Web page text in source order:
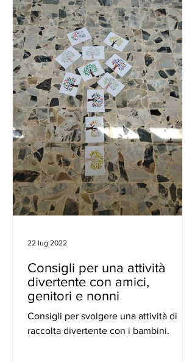
Consigli per una attività
divertente con amici,
genitori e nonni
Consigli per svolgere una attività di
raccolta divertente con i bambini.
22 lug 2022